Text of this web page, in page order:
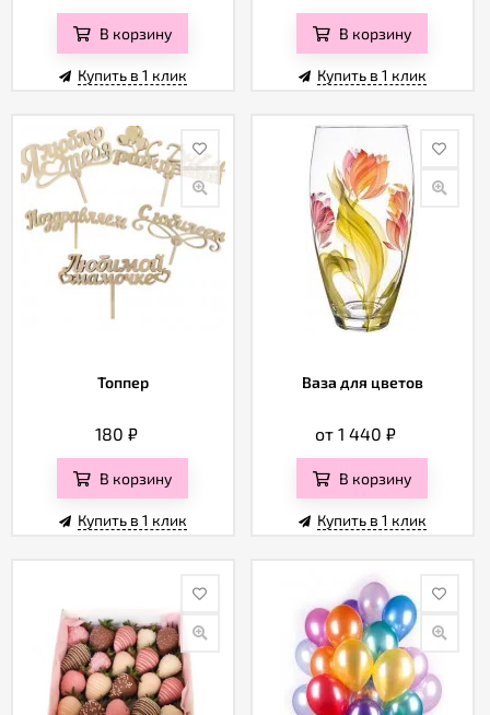
В корзину
Купить в 1 клик
В корзину
Купить в 1 клик
Топпер
180 ₽
В корзину
Купить в 1 клик
Ваза для цветов
от 1 440₽
В корзину
Купить в 1 клик